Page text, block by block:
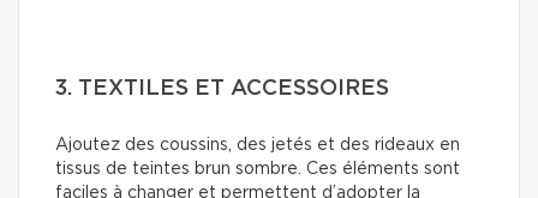
3. TEXTILES ET ACCESSOIRES
Ajoutez des coussins, des jetés et des rideaux en
tissus de teintes brun sombre. Ces éléments sont
faciles à changer et permettent d’adopter la